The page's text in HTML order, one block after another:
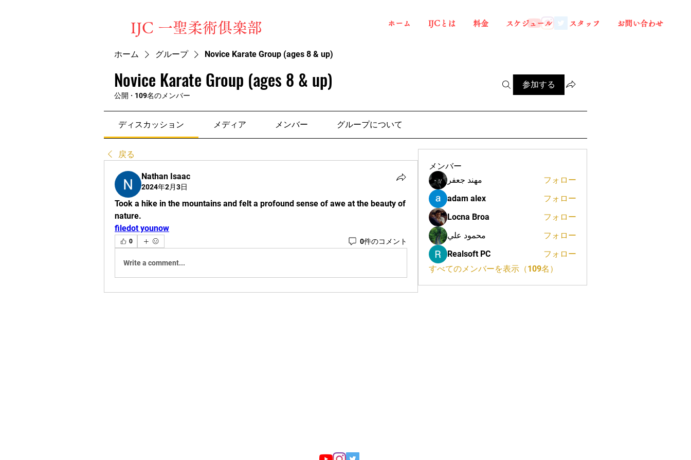
​IJC 一聖柔術俱楽部 ホーム IJCとは 料金 スケジュール スタッフ お問い合わせ
ホーム グループ Novice Karate Group (ages 8 & up)
Novice Karate Group (ages 8 & up)
公開 · 109名のメンバー
参加する
ディスカッション メディア メンバー グループについて
戻る
Nathan Isaac
2024年2月3日
Took a hike in the mountains and felt a profound sense of awe at the beauty of
nature.
filedot younow
0 0件のコメント
Write a comment...
メンバー
مهند جعفر
フォロー
adam alex
フォロー
Locna Broa
フォロー
محمود علي
フォロー
Realsoft PC
フォロー
すべてのメンバーを表示（109名）